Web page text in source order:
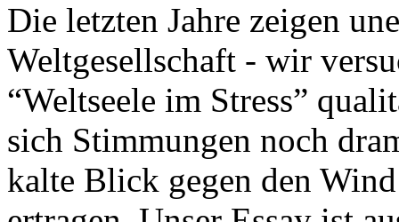
Die letzten Jahre zeigen
Weltgesellschaft - wir
“Weltseele im Stress”
sich Stimmungen noch
kalte Blick gegen den